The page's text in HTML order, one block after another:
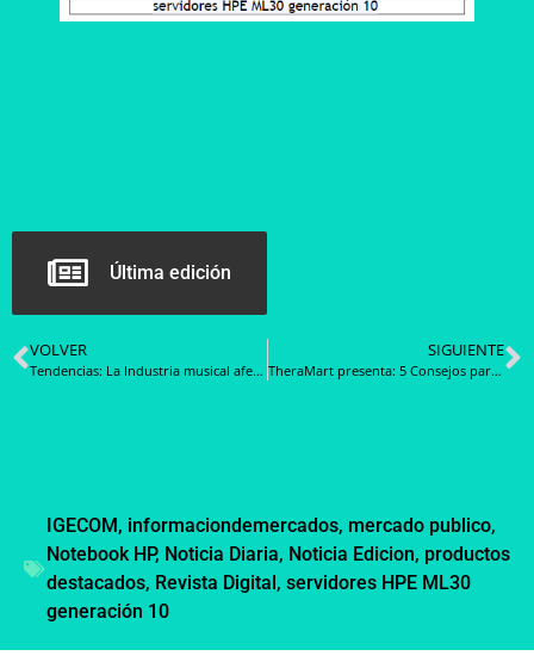
Última edición
VOLVER
Tendencias: La Industria musical afectada por la Inteligencia Artificial
SIGUIENTE
TheraMart presenta: 5 Consejos para Mejorar el Descanso de los Adultos Mayores
IGECOM, informaciondemercados, mercado publico,
Notebook HP, Noticia Diaria, Noticia Edicion, productos
destacados, Revista Digital, servidores HPE ML30
generación 10